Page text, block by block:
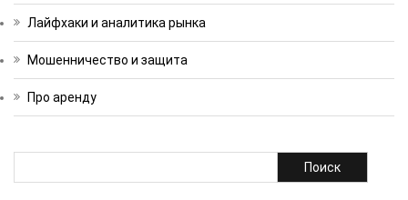
Лайфхаки и аналитика рынка
Мошенничество и защита
Про аренду
Поиск